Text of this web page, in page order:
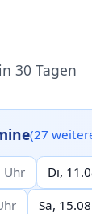
30 Tagen
(27
Uhr Di,
Sa,